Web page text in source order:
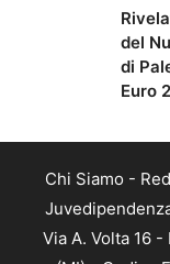
del
di
Euro
Chi Siamo -
Via A. Volta 16